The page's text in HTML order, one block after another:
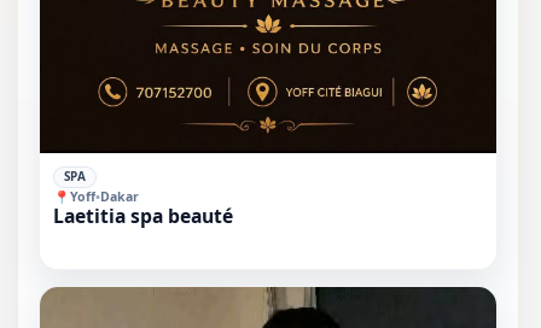
✓
SPA
Laetitia spa beauté
📍Yoff•Dakar